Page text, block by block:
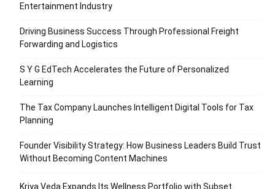
Entertainment Industry
Driving Business Success Through Professional Freight
Forwarding and Logistics
S Y G EdTech Accelerates the Future of Personalized
Learning
The Tax Company Launches Intelligent Digital Tools for Tax
Planning
Founder Visibility Strategy: How Business Leaders Build Trust
Without Becoming Content Machines
Kriya Veda Expands Its Wellness Portfolio with Subset